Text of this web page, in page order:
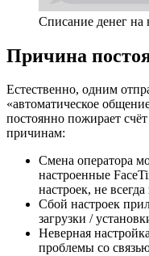
Списание денег
Причина
Естественно, одним
«автоматическое
постоянно пожирает
причинам:
Смена оператора
настроенные
настроек, не
Сбой настроек
загрузки /
Неверная
проблемы со